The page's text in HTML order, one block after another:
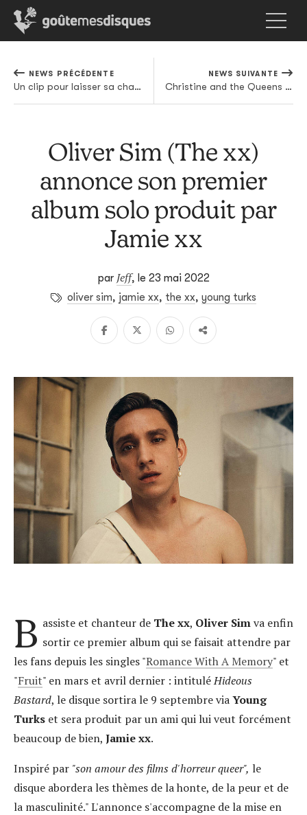
NEWS PRÉCÉDENTE
Un clip pour laisser sa chance au nouveau Porcupine Tree
NEWS SUIVANTE
Christine and the Queens sur le nouveau titre de 070 Shake
Oliver Sim (The xx)
annonce son premier
album solo produit par
Jamie xx
par Jeff, le 23 mai 2022
oliver sim, jamie xx, the xx, young turks
B assiste et chanteur de The xx, Oliver Simva enfin
sortir ce premier album qui se faisait attendre par
les fans depuis les singles "Romance With A Memory" et
"Fruit" en mars et avril dernier : intituléHideous
Bastard, le disque sortira le 9 septembre viaYoung
Turks et sera produit par un ami qui lui veut forcément
beaucoup de bien, Jamie xx.
Inspiré par "son amour des films d'horreur queer", le
disque abordera les thèmes de la honte, de la peur et de
la masculinité." L'annonce s'accompagne de la mise en